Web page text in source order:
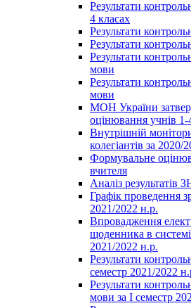
Результати
4 класах
Результати
Результати
Результати
мови
Результати
мови
МОН України
оцінювання учнів 1-
Внутрішній
колегіантів за
Формувальне
вчителя
Аналіз результатів
Графік проведення
2021/2022 н.р.
Впровадження
щоденника в
2021/2022 н.р.
Результати
семестр 2021/2022
Результати
мови за І семестр